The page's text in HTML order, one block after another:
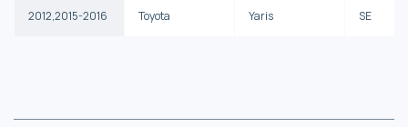
2012,2015-2016 Toyota Yaris SE